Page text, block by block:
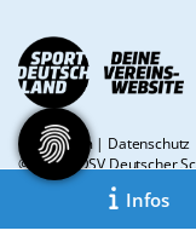
Infos
Impressum| Datenschutz
© 2026 - DSV Deutscher
Diese Website ist gefördert